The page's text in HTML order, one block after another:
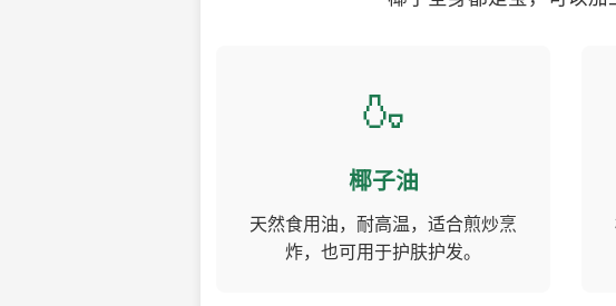
🍶
椰子油
天然食用油，耐高温，适合煎炒烹
炸，也可用于护肤护发。